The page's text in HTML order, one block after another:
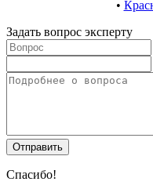
•
Задать вопрос эксперту
Спасибо!